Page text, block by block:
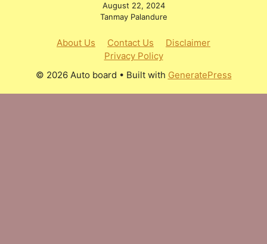
August 22, 2024
Tanmay Palandure
About Us Contact Us
Disclaimer
Privacy Policy
© 2026 Auto board • Built with GeneratePress